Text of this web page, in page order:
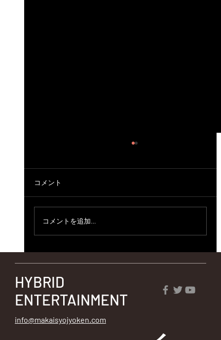
コメント
コメントを追加…
info@makaisyojyoken.com
HYBRID
ENTERTAINMENT